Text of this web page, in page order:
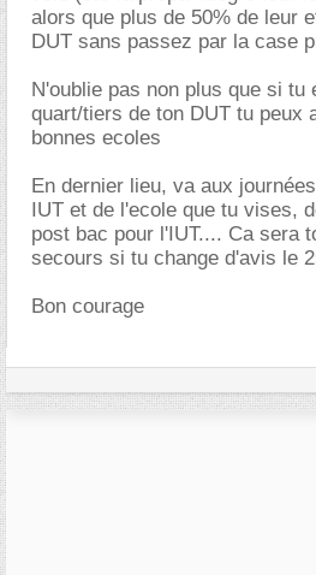
alors que plus de 50% de leur
DUT sans passez par la case
N'oublie pas non plus que si tu
quart/tiers de ton DUT tu peux
bonnes ecoles
En dernier lieu, va aux
IUT et de l'ecole que tu vises,
post bac pour l'IUT.... Ca sera
secours si tu change d'avis le
Bon courage